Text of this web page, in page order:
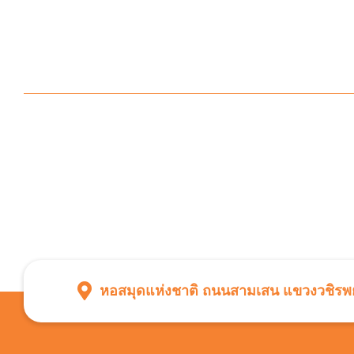
หอสมุดแห่งชาติ ถนนสามเสน แขวงวชิรพ